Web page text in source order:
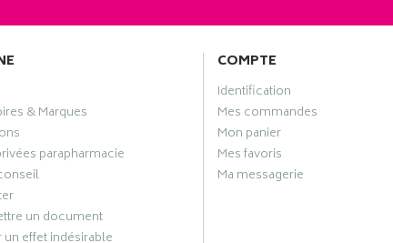
& Marques
parapharmacie
un document
effet indésirable
COMPTE
Identification
Mes commandes
Mon panier
Mes favoris
Ma messagerie